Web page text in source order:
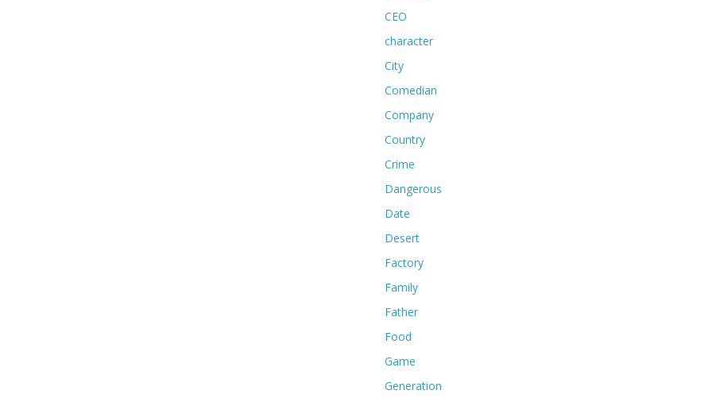
CEO
character
City
Comedian
Company
Country
Crime
Dangerous
Date
Desert
Factory
Family
Father
Food
Game
Generation